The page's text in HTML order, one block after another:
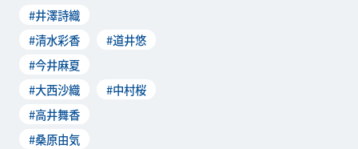
#井澤詩織
#清水彩香
#道井悠
#今井麻夏
#大西沙織
#中村桜
#高井舞香
#桑原由気